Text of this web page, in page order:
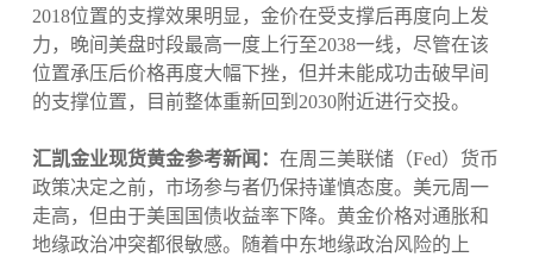
2018位置的支撑效果明显，金价在受支撑后再度向上发
力，晚间美盘时段最高一度上行至2038一线，尽管在该
位置承压后价格再度大幅下挫，但并未能成功击破早间
的支撑位置，目前整体重新回到2030附近进行交投。
汇凯金业现货黄金参考新闻： 在周三美联储（Fed）货币
政策决定之前，市场参与者仍保持谨慎态度。美元周一
走高，但由于美国国债收益率下降。黄金价格对通胀和
地缘政治冲突都很敏感。随着中东地缘政治风险的上